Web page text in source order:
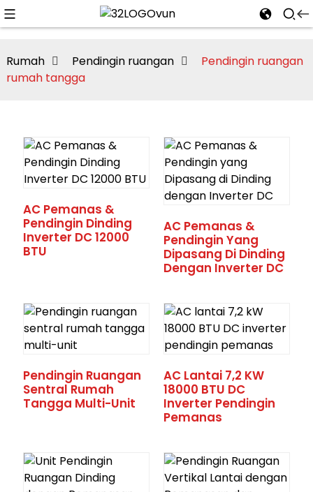
Rumah Pendingin ruangan
Pendingin ruangan
rumah tangga
AC Pemanas &
Pendingin Dinding
Inverter DC 12000
BTU
AC Pemanas &
Pendingin Yang
Dipasang Di Dinding
Dengan Inverter DC
Pendingin Ruangan
Sentral Rumah
Tangga Multi-Unit
AC Lantai 7,2 KW
18000 BTU DC
Inverter Pendingin
Pemanas